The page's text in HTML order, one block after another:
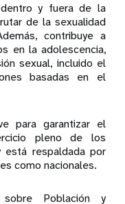
y fuera de la
de la sexualidad
contribuye a
en la adolescencia,
sexual, incluido el
basadas en el
para garantizar el
pleno de los
respaldada por
como nacionales.
Población y